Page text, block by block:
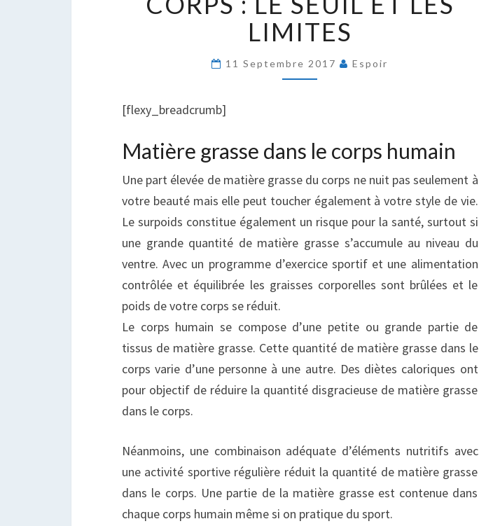
CORPS
:
LE
SEUIL
ET
LIMITES
11 Septembre 2017 Espoir
[flexy_breadcrumb]
Matière grasse dans le corps humain
Une part élevée de matière grasse du corps ne nuit pas seulement à
votre beauté mais elle peut toucher également à votre style de vie.
Le surpoids constitue également un risque pour la santé, surtout si
une grande quantité de matière grasse s’accumule au niveau du
ventre. Avec un programme d’exercice sportif et une alimentation
contrôlée et équilibrée les graisses corporelles sont brûlées et le
poids de votre corps se réduit.
Le corps humain se compose d’une petite ou grande partie de
tissus de matière grasse. Cette quantité de matière grasse dans le
corps varie d’une personne à une autre. Des diètes caloriques ont
pour objectif de réduire la quantité disgracieuse de matière grasse
dans le corps.
Néanmoins, une combinaison adéquate d’éléments nutritifs avec
une activité sportive régulière réduit la quantité de matière grasse
dans le corps. Une partie de la matière grasse est contenue dans
chaque corps humain même si on pratique du sport.